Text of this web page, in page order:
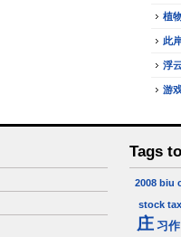
植
此
浮
游
Tags
2008 biu
stock
庄 习作